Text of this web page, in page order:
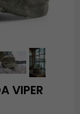
VIPER